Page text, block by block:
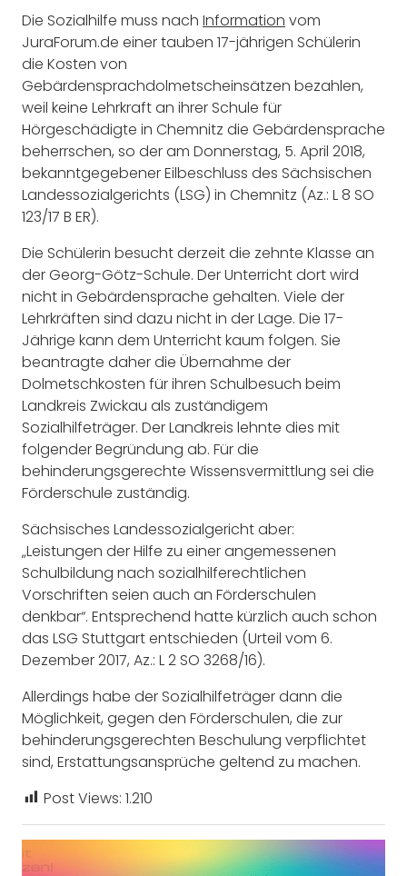
Die Sozialhilfe muss nach Information vom
JuraForum.de einer tauben 17-jährigen Schülerin
die Kosten von
Gebärdensprachdolmetscheinsätzen bezahlen,
weil keine Lehrkraft an ihrer Schule für
Hörgeschädigte in Chemnitz die Gebärdensprache
beherrschen, so der am Donnerstag, 5. April 2018,
bekanntgegebener Eilbeschluss des Sächsischen
Landessozialgerichts (LSG) in Chemnitz (Az.: L 8 SO
123/17 B ER).
Die Schülerin besucht derzeit die zehnte Klasse an
der Georg-Götz-Schule. Der Unterricht dort wird
nicht in Gebärdensprache gehalten. Viele der
Lehrkräften sind dazu nicht in der Lage. Die 17-
Jährige kann dem Unterricht kaum folgen. Sie
beantragte daher die Übernahme der
Dolmetschkosten für ihren Schulbesuch beim
Landkreis Zwickau als zuständigem
Sozialhilfeträger. Der Landkreis lehnte dies mit
folgender Begründung ab. Für die
behinderungsgerechte Wissensvermittlung sei die
Förderschule zuständig.
Sächsisches Landessozialgericht aber:
„Leistungen der Hilfe zu einer angemessenen
Schulbildung nach sozialhilferechtlichen
Vorschriften seien auch an Förderschulen
denkbar“. Entsprechend hatte kürzlich auch schon
das LSG Stuttgart entschieden (Urteil vom 6.
Dezember 2017, Az.: L 2 SO 3268/16).
Allerdings habe der Sozialhilfeträger dann die
Möglichkeit, gegen den Förderschulen, die zur
behinderungsgerechten Beschulung verpflichtet
sind, Erstattungsansprüche geltend zu machen.
Post Views: 1.210